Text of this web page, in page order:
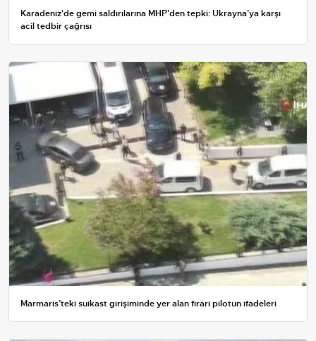
Karadeniz'de gemi saldırılarına MHP'den tepki: Ukrayna’ya karşı
acil tedbir çağrısı
Marmaris’teki suikast girişiminde yer alan firari pilotun ifadeleri